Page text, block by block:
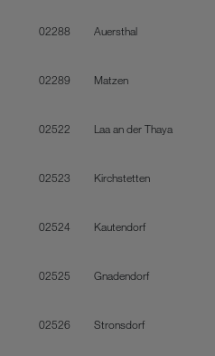
02288 Auersthal
02289 Matzen
02522 Laa an der Thaya
02523 Kirchstetten
02524 Kautendorf
02525 Gnadendorf
02526 Stronsdorf